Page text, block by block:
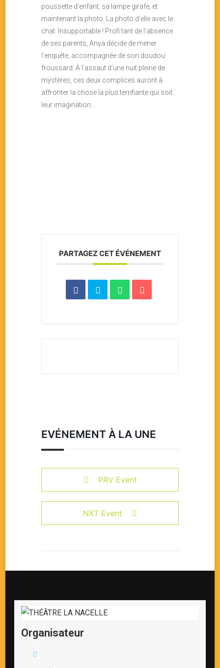
poussette d’enfant, sa lampe girafe, et
maintenant la photo. La photo d’elle avec le
chat. Insupportable ! Profi tant de l’absence
de ses parents, Anya décide de mener
l’enquête, accompagnée de son doudou
froussard. À l’assaut d’une nuit pleine de
mystères, ces deux complices auront à
affronter la chose la plus terrifiante qui soit :
leur imagination…
PARTAGEZ CET ÉVÉNEMENT
EVÉNEMENT À LA UNE
PRV Event
NXT Event
Organisateur